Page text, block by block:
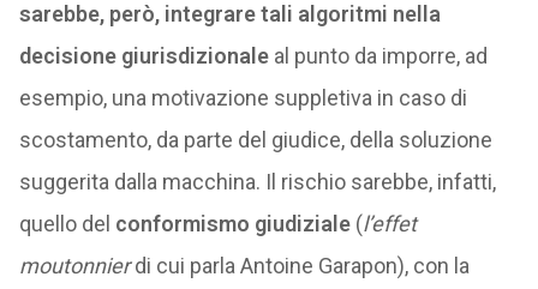
sarebbe, però, integrare tali algoritmi nella
decisione giurisdizionaleal punto da imporre, ad
esempio, una motivazione suppletiva in caso di
scostamento, da parte del giudice, della soluzione
suggerita dalla macchina. Il rischio sarebbe, infatti,
quello del conformismo giudiziale(l’effet
moutonnierdi cui parla Antoine Garapon), con la